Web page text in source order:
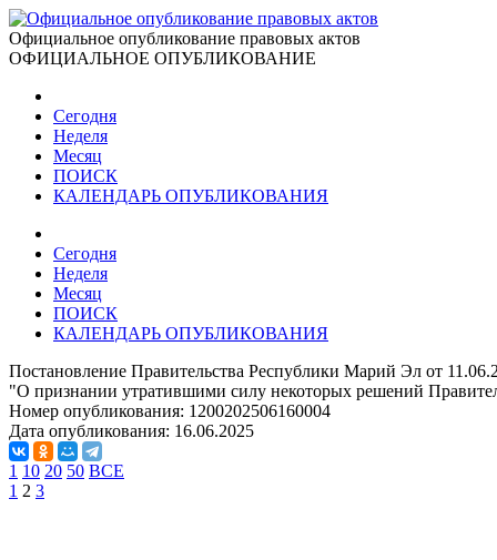
Официальное опубликование правовых актов
ОФИЦИАЛЬНОЕ ОПУБЛИКОВАНИЕ
Сегодня
Неделя
Месяц
ПОИСК
КАЛЕНДАРЬ ОПУБЛИКОВАНИЯ
Сегодня
Неделя
Месяц
ПОИСК
КАЛЕНДАРЬ ОПУБЛИКОВАНИЯ
Постановление Правительства Республики Марий Эл от
"О признании утратившими силу некоторых решений
Номер опубликования: 1200202506160004
Дата опубликования: 16.06.2025
1 10 20 50 ВСЕ
1 2 3